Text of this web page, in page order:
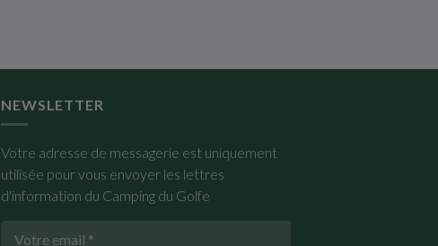
NEWSLETTER
Votre adresse de messagerie est uniquement
utilisée pour vous envoyer les lettres
d'information du Camping du Golfe